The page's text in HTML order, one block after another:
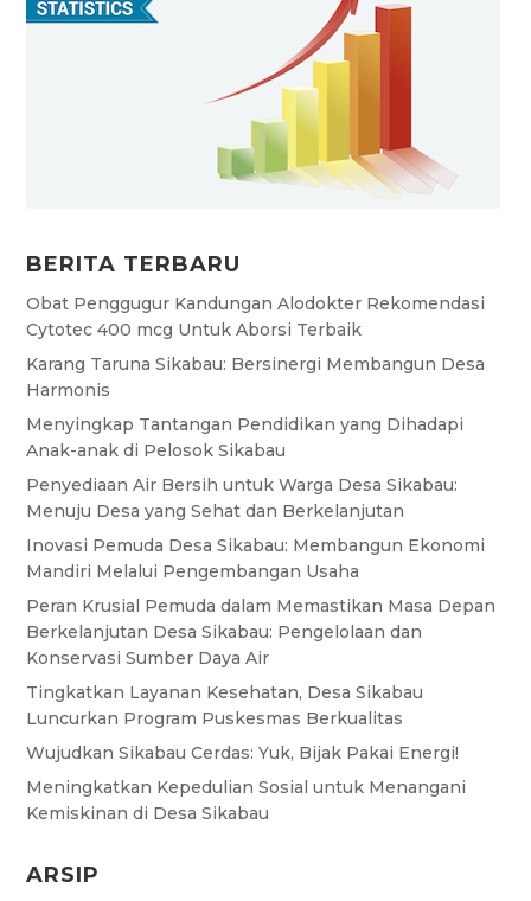
BERITA TERBARU
Obat Penggugur Kandungan Alodokter Rekomendasi
Cytotec 400 mcg Untuk Aborsi Terbaik
Karang Taruna Sikabau: Bersinergi Membangun Desa
Harmonis
Menyingkap Tantangan Pendidikan yang Dihadapi
Anak-anak di Pelosok Sikabau
Penyediaan Air Bersih untuk Warga Desa Sikabau:
Menuju Desa yang Sehat dan Berkelanjutan
Inovasi Pemuda Desa Sikabau: Membangun Ekonomi
Mandiri Melalui Pengembangan Usaha
Peran Krusial Pemuda dalam Memastikan Masa Depan
Berkelanjutan Desa Sikabau: Pengelolaan dan
Konservasi Sumber Daya Air
Tingkatkan Layanan Kesehatan, Desa Sikabau
Luncurkan Program Puskesmas Berkualitas
Wujudkan Sikabau Cerdas: Yuk, Bijak Pakai Energi!
Meningkatkan Kepedulian Sosial untuk Menangani
Kemiskinan di Desa Sikabau
ARSIP